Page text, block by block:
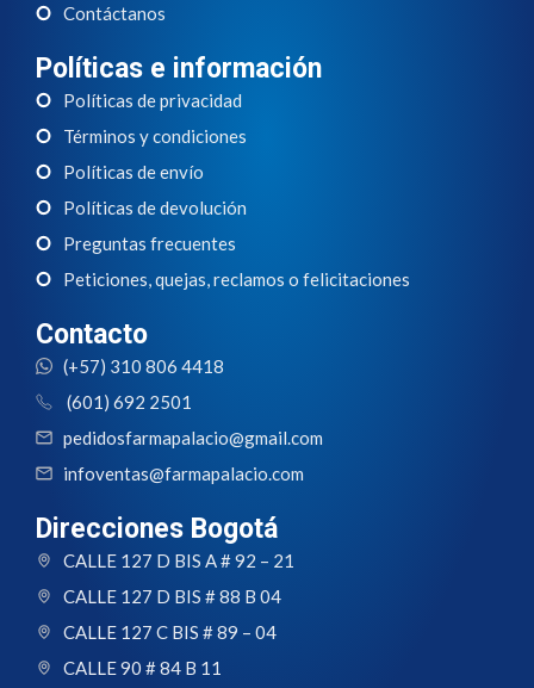
Contáctanos
Políticas e información
Políticas de privacidad
Términos y condiciones
Políticas de envío
Políticas de devolución
Preguntas frecuentes
Peticiones, quejas, reclamos o felicitaciones
Contacto
(+57) 310 806 4418
(601) 692 2501
pedidosfarmapalacio@gmail.com
infoventas@farmapalacio.com
Direcciones Bogotá
CALLE 127 D BIS A # 92 – 21
CALLE 127 D BIS # 88 B 04
CALLE 127 C BIS # 89 – 04
CALLE 90 # 84 B 11